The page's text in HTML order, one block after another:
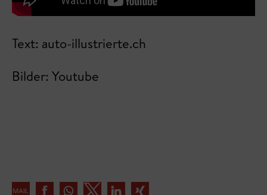
Text: auto-illustrierte.ch
Bilder: Youtube